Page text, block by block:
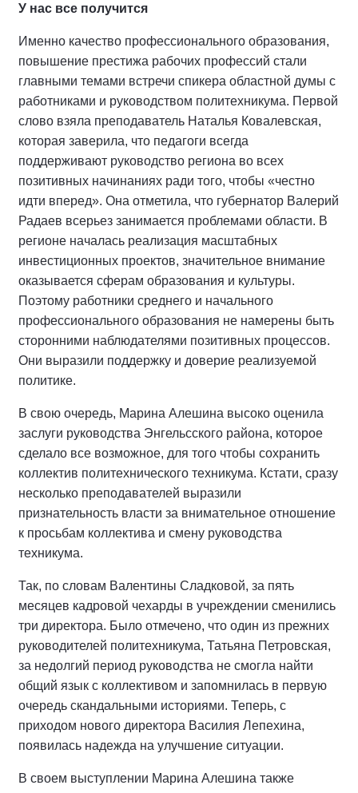
У нас все получится
Именно качество профессионального образования,
повышение престижа рабочих профессий стали
главными темами встречи спикера областной думы с
работниками и руководством политехникума. Первой
слово взяла преподаватель Наталья Ковалевская,
которая заверила, что педагоги всегда
поддерживают руководство региона во всех
позитивных начинаниях ради того, чтобы «честно
идти вперед». Она отметила, что губернатор Валерий
Радаев всерьез занимается проблемами области. В
регионе началась реализация масштабных
инвестиционных проектов, значительное внимание
оказывается сферам образования и культуры.
Поэтому работники среднего и начального
профессионального образования не намерены быть
сторонними наблюдателями позитивных процессов.
Они выразили поддержку и доверие реализуемой
политике.
В свою очередь, Марина Алешина высоко оценила
заслуги руководства Энгельсского района, которое
сделало все возможное, для того чтобы сохранить
коллектив политехнического техникума. Кстати, сразу
несколько преподавателей выразили
признательность власти за внимательное отношение
к просьбам коллектива и смену руководства
техникума.
Так, по словам Валентины Сладковой, за пять
месяцев кадровой чехарды в учреждении сменились
три директора. Было отмечено, что один из прежних
руководителей политехникума, Татьяна Петровская,
за недолгий период руководства не смогла найти
общий язык с коллективом и запомнилась в первую
очередь скандальными историями. Теперь, с
приходом нового директора Василия Лепехина,
появилась надежда на улучшение ситуации.
В своем выступлении Марина Алешина также